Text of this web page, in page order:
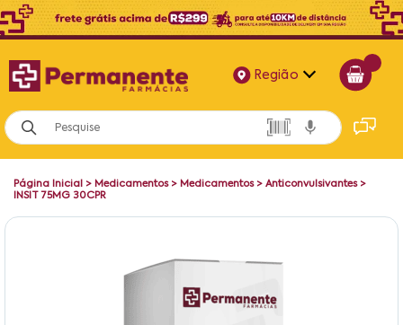
Região
Alagoas
Bahia
Página Inicial > Medicamentos> Medicamentos> Anticonvulsivantes>
INSIT 75MG 30CPR